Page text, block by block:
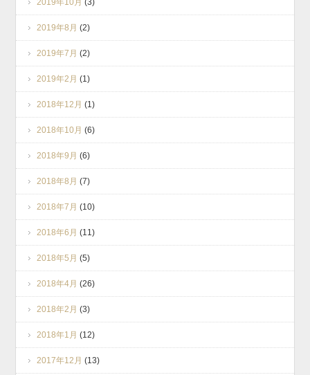
2019年8月 (2)
2019年7月 (2)
2019年2月 (1)
2018年12月 (1)
2018年10月 (6)
2018年9月 (6)
2018年8月 (7)
2018年7月 (10)
2018年6月 (11)
2018年5月 (5)
2018年4月 (26)
2018年2月 (3)
2018年1月 (12)
2017年12月 (13)